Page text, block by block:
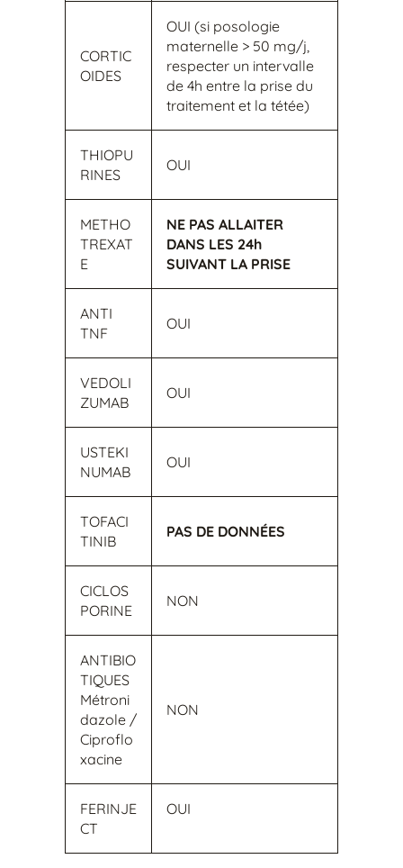
CORTIC
OIDES
OUI (si posologie
maternelle > 50 mg/j,
respecter un intervalle
de 4h entre la prise du
traitement et la tétée)
THIOPU
RINES
OUI
METHO
TREXAT
E
NE PAS ALLAITER
DANS LES 24h
SUIVANT LA PRISE
ANTI
TNF
OUI
VEDOLI
ZUMAB
OUI
USTEKI
NUMAB
OUI
TOFACI
TINIB
PAS DE DONNÉES
CICLOS
PORINE
NON
ANTIBIO
TIQUES
Métroni
dazole /
Ciproflo
xacine
NON
FERINJE
CT
OUI